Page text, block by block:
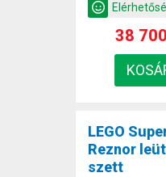
38
LEGO
Reznor
szett